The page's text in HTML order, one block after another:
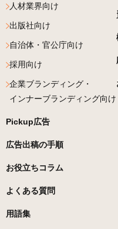
人材業界向け
出版社向け
自治体・官公庁向け
採用向け
企業ブランディング・
インナーブランディング向け
Pickup広告
広告出稿の手順
お役立ちコラム
よくある質問
用語集